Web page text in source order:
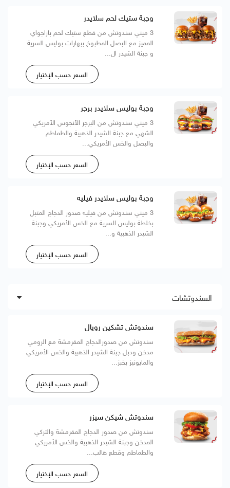
وجبة ستيك لحم سلايدر
3 ميني سندوتش من قطع ستيك لحم باراجواي
المميز مع البصل المطبوخ ببهارات بوليس السرية
و جبنة الشيدر ال...
السعر حسب الإختيار
وجبة بوليس سلايدر برجر
3 ميني سندوتش من البرجر الأنجوس الأمريكي
الشهي مع جبنة الشيدر الذهبية والطماطم
والبصل والخس الأمريكي...
السعر حسب الإختيار
وجبة بوليس سلايدر فيليه
3 ميني سندوتش من فيليه صدور الدجاج المتبل
بخلطة بوليس السرية مع الخس الأمريكي وجبنة
الشيدر الذهبية و...
السعر حسب الإختيار
السندوتشات
سندوتش تشكين رويال
سندوتش من صدورالدجاج المقرمشة مع الرومي
مدخن ودبل جبنة الشيدر الذهبية والخس الأمريكي
والمايونيز بخبز...
السعر حسب الإختيار
سندوتش شيكن سيزر
سندوتش من صدور الدجاج المقرمشة والتركي
المدخن وجبنة الشيدر الذهبية والخس الأمريكي
والطماطم وقطع هالب...
السعر حسب الإختيار